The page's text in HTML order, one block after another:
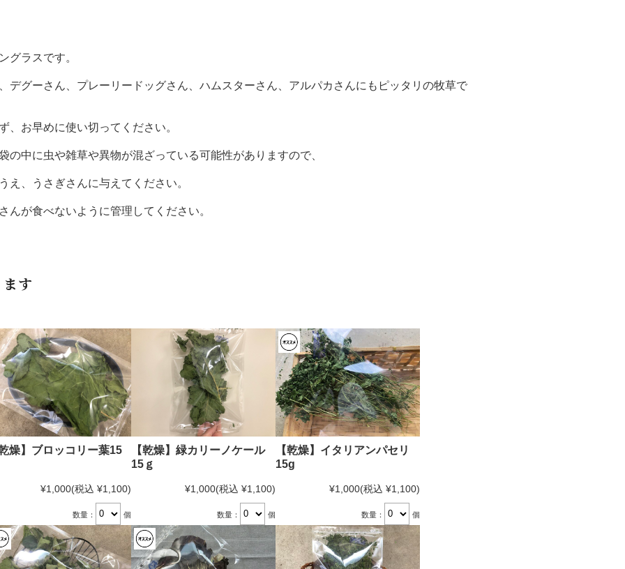
グラスです。
デグーさん、プレーリードッグさん、ハムスターさん、アルパカさんにもピッタリの牧草で
、お早めに使い切ってください。
の中に虫や雑草や異物が混ざっている可能性がありますので、
え、うさぎさんに与えてください。
んが食べないように管理してください。
す
燥】ブロッコリー葉15
¥1,000(税込 ¥1,100)
数量： 個
【乾燥】緑カリーノケール
15ｇ
¥1,000(税込 ¥1,100)
数量： 個
【乾燥】イタリアンパセリ
15g
¥1,000(税込 ¥1,100)
数量： 個